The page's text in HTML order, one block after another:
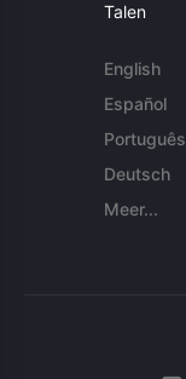
Talen
English
Español
Português
Deutsch
Meer...